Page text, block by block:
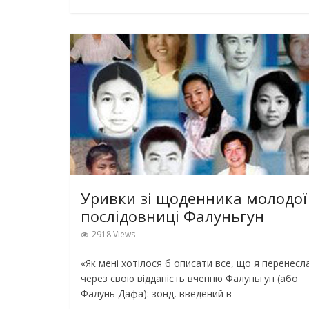
Уривки зі щоденника молодої
послідовниці Фалуньгун
2918 Views
«Як мені хотілося б описати все, що я
через свою відданість вченню Фалуньгун (або
Фалунь Дафа): зонд, введений в